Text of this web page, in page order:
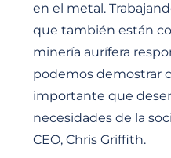
en el metal.
que también están
minería aurífera
podemos demostrar
importante que
necesidades de la
CEO, Chris Griffith.